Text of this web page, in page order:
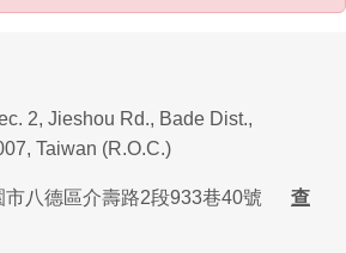
2, Jieshou Rd., Bade Dist.,
Taiwan (R.O.C.)
市八德區介壽路2段933巷40號
查